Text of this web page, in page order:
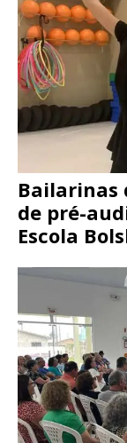
Bailarinas
de pré-
Escola